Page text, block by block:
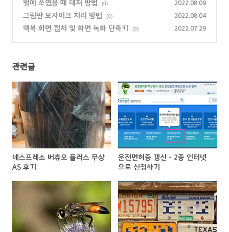
벌에 쏘였을 때 대처 방법 (0) 2022.08.09
그림판 모자이크 처리 방법 (0) 2022.08.04
맥북 화면 캡처 및 화면 녹화 단축키 (0) 2022.07.29
관련글
네스프레소 버츄오 플러스 무상
AS 후기
운전면허증 갱신 - 2종 인터넷
으로 신청하기